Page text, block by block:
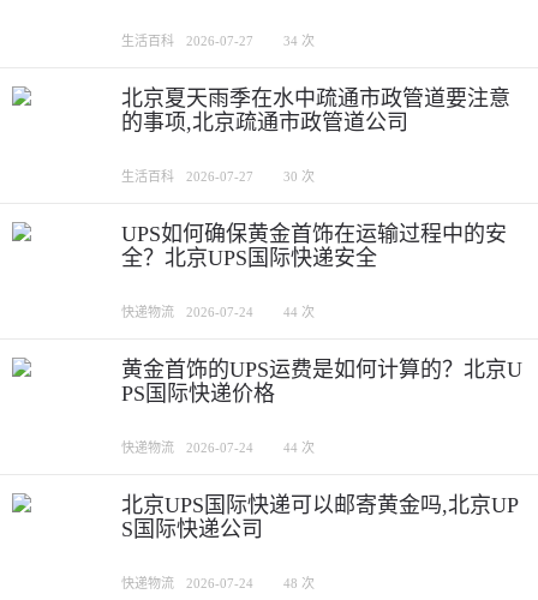
生活百科 2026-07-27 34 次
北京夏天雨季在水中疏通市政管道要注意
的事项,北京疏通市政管道公司
生活百科 2026-07-27 30 次
UPS如何确保黄金首饰在运输过程中的安
全？北京UPS国际快递安全
快递物流 2026-07-24 44 次
黄金首饰的UPS运费是如何计算的？北京U
PS国际快递价格
快递物流 2026-07-24 44 次
北京UPS国际快递可以邮寄黄金吗,北京UP
S国际快递公司
快递物流 2026-07-24 48 次